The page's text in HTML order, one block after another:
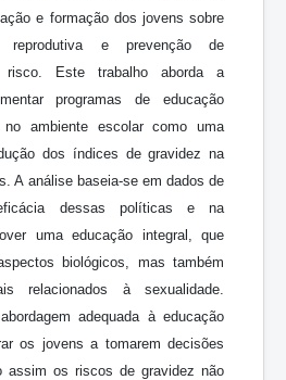
e formação dos jovens sobre
reprodutiva e prevenção de
risco. Este trabalho aborda a
programas de educação
ambiente escolar como uma
dos índices de gravidez na
A análise baseia-se em dados de
dessas políticas e na
uma educação integral, que
biológicos, mas também
relacionados à sexualidade.
adequada à educação
os jovens a tomarem decisões
assim os riscos de gravidez não